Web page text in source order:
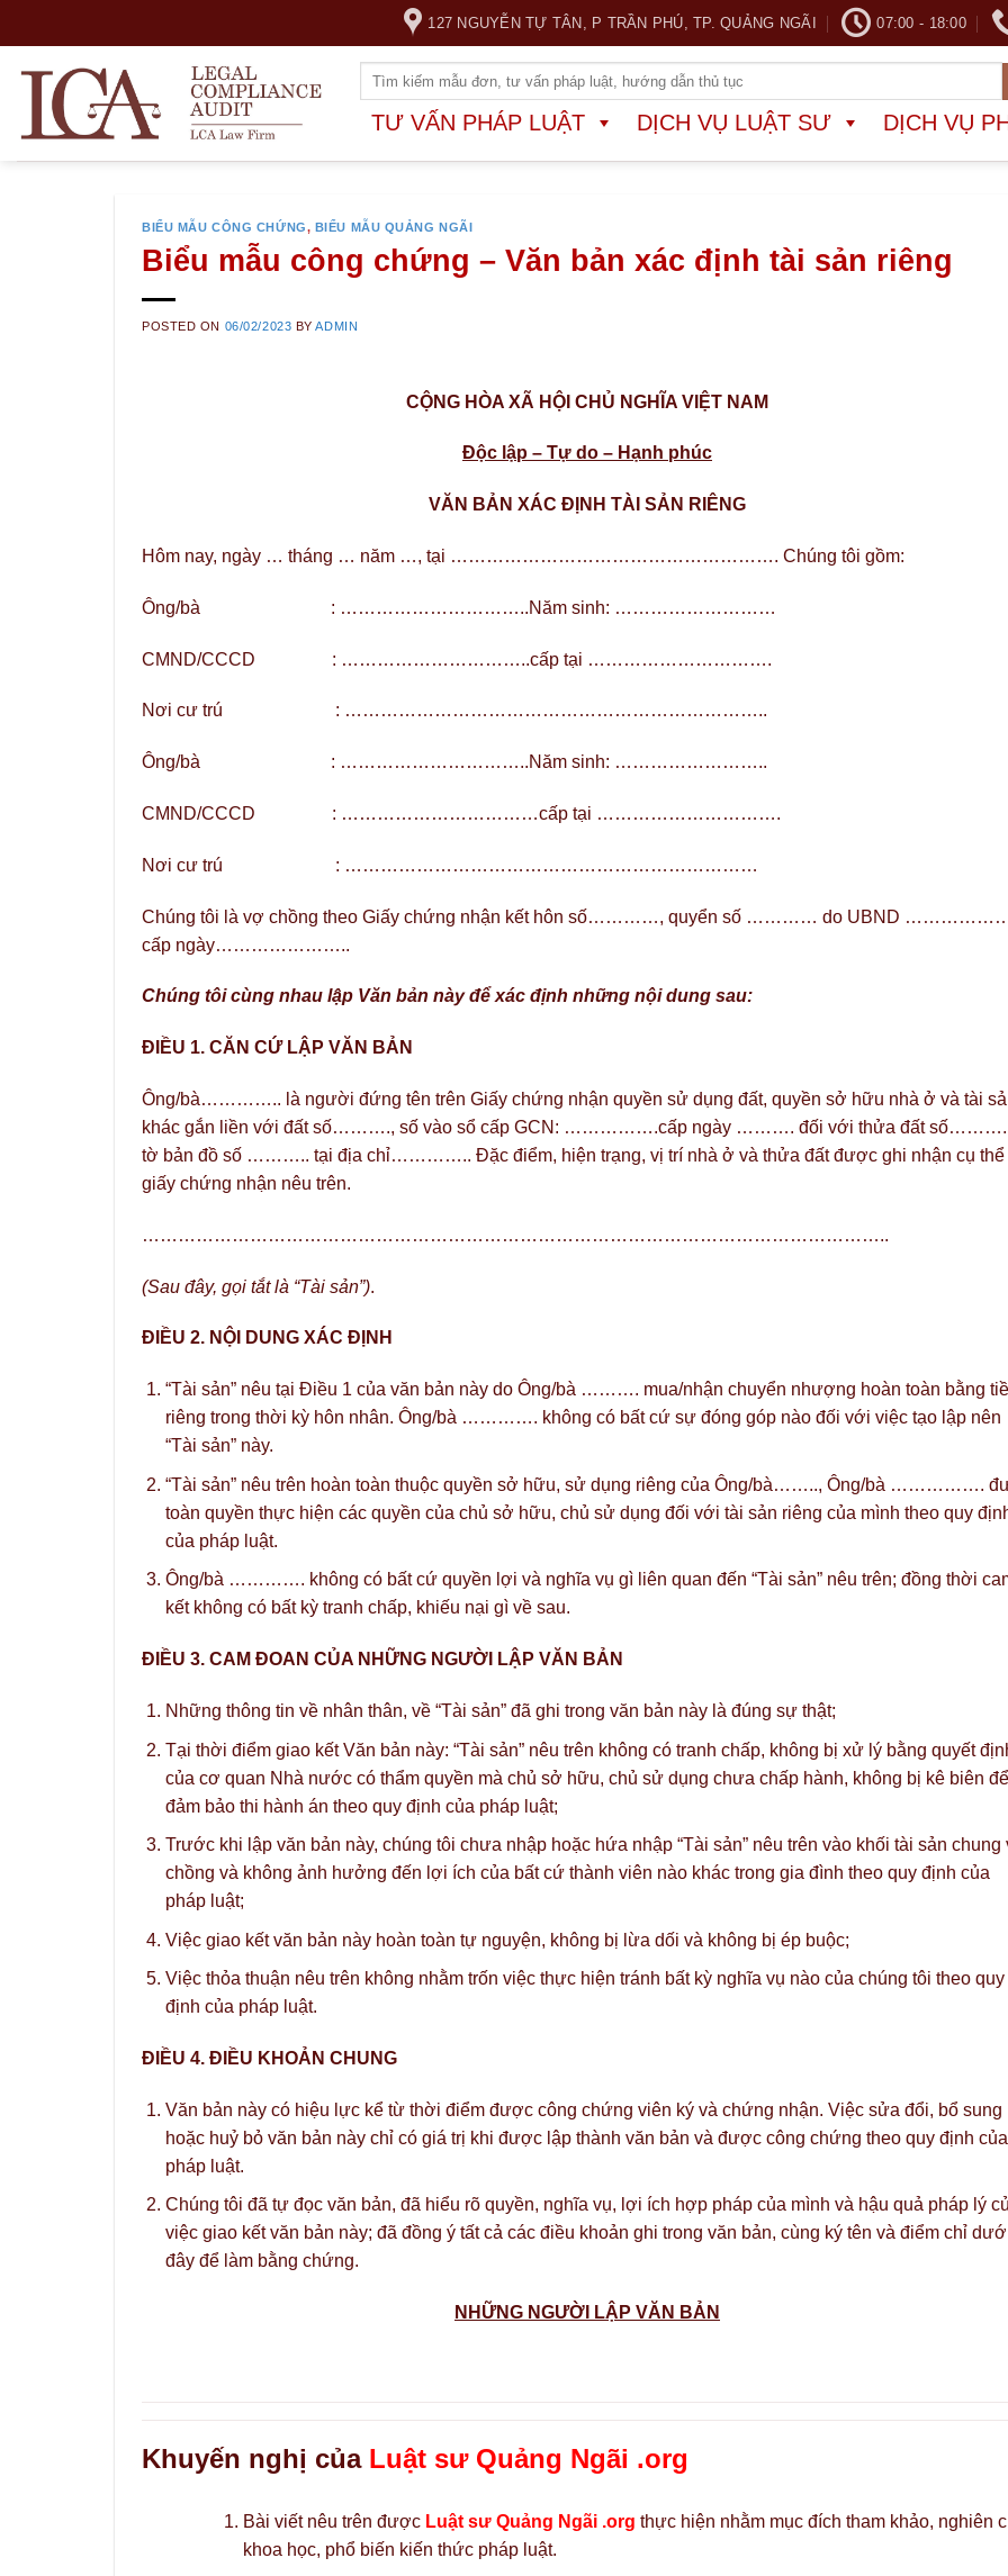
content
127 NGUYỄN TỰ TÂN, P TRẦN PHÚ, TP. QUẢNG NGÃI 07:00 - 18:00
TƯ VẤN PHÁP LUẬT DỊCH VỤ LUẬT SƯ DỊCH VỤ
BIỂU MẪU CÔNG CHỨNG, BIỂU MẪU QUẢNG NGÃI
Biểu mẫu công chứng – Văn bản xác định tài sản riêng
POSTED ON 06/02/2023 BYADMIN
CỘNG HÒA XÃ HỘI CHỦ NGHĨA VIỆT NAM
Độc lập – Tự do – Hạnh phúc
VĂN BẢN XÁC ĐỊNH TÀI SẢN RIÊNG
Hôm nay, ngày … tháng … năm …, tại ………………………………………………. Chúng tôi gồm:
Ông/bà : …………………………..Năm sinh: ………………………
CMND/CCCD : …………………………..cấp tại ………………………….
Nơi cư trú : ……………………………………………………………..
Ông/bà : …………………………..Năm sinh: ……………………..
CMND/CCCD : ……………………………cấp tại ………………………….
Nơi cư trú : ……………………………………………………………
Chúng tôi là vợ chồng theo Giấy chứng nhận kết hôn số…………, quyển số ………… do UBND
cấp ngày…………………..
Chúng tôi cùng nhau lập Văn bản này để xác định những nội dung sau:
ĐIỀU 1. CĂN CỨ LẬP VĂN BẢN
Ông/bà………….. là người đứng tên trên Giấy chứng nhận quyền sử dụng đất, quyền sở hữu nhà ở và tài
khác gắn liền với đất số………., số vào sổ cấp GCN: …………….cấp ngày ………. đối với thửa đất
tờ bản đồ số ……….. tại địa chỉ………….. Đặc điểm, hiện trạng, vị trí nhà ở và thửa đất được ghi nhận cụ thể
giấy chứng nhận nêu trên.
……………………………………………………………………………………………………………..
(Sau đây, gọi tắt là “Tài sản”).
ĐIỀU 2. NỘI DUNG XÁC ĐỊNH
“Tài sản” nêu tại Điều 1 của văn bản này do Ông/bà ………. mua/nhận chuyển nhượng hoàn toàn bằng
riêng trong thời kỳ hôn nhân. Ông/bà …………. không có bất cứ sự đóng góp nào đối với việc tạo lập nên
“Tài sản” này.
“Tài sản” nêu trên hoàn toàn thuộc quyền sở hữu, sử dụng riêng của Ông/bà…….., Ông/bà …………….
toàn quyền thực hiện các quyền của chủ sở hữu, chủ sử dụng đối với tài sản riêng của mình theo quy
của pháp luật.
Ông/bà …………. không có bất cứ quyền lợi và nghĩa vụ gì liên quan đến “Tài sản” nêu trên; đồng thời
kết không có bất kỳ tranh chấp, khiếu nại gì về sau.
ĐIỀU 3. CAM ĐOAN CỦA NHỮNG NGƯỜI LẬP VĂN BẢN
Những thông tin về nhân thân, về “Tài sản” đã ghi trong văn bản này là đúng sự thật;
Tại thời điểm giao kết Văn bản này: “Tài sản” nêu trên không có tranh chấp, không bị xử lý bằng quyết
của cơ quan Nhà nước có thẩm quyền mà chủ sở hữu, chủ sử dụng chưa chấp hành, không bị kê biên để
đảm bảo thi hành án theo quy định của pháp luật;
Trước khi lập văn bản này, chúng tôi chưa nhập hoặc hứa nhập “Tài sản” nêu trên vào khối tài sản chung
chồng và không ảnh hưởng đến lợi ích của bất cứ thành viên nào khác trong gia đình theo quy định của
pháp luật;
Việc giao kết văn bản này hoàn toàn tự nguyện, không bị lừa dối và không bị ép buộc;
Việc thỏa thuận nêu trên không nhằm trốn việc thực hiện tránh bất kỳ nghĩa vụ nào của chúng tôi theo quy
định của pháp luật.
ĐIỀU 4. ĐIỀU KHOẢN CHUNG
Văn bản này có hiệu lực kể từ thời điểm được công chứng viên ký và chứng nhận. Việc sửa đổi, bổ sung
hoặc huỷ bỏ văn bản này chỉ có giá trị khi được lập thành văn bản và được công chứng theo quy định của
pháp luật.
Chúng tôi đã tự đọc văn bản, đã hiểu rõ quyền, nghĩa vụ, lợi ích hợp pháp của mình và hậu quả pháp lý
việc giao kết văn bản này; đã đồng ý tất cả các điều khoản ghi trong văn bản, cùng ký tên và điểm chỉ
đây để làm bằng chứng.
NHỮNG NGƯỜI LẬP VĂN BẢN
Khuyến nghị của Luật sư Quảng Ngãi .org
Bài viết nêu trên được Luật sư Quảng Ngãi .org thực hiện nhằm mục đích tham khảo, nghiên
khoa học, phổ biến kiến thức pháp luật.